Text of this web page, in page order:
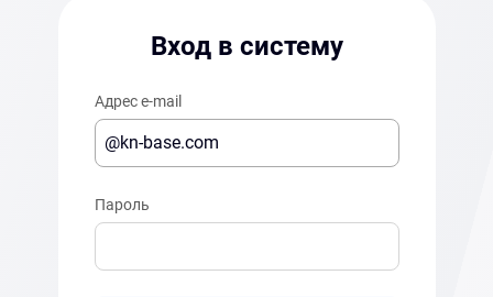
Вход в систему
Адрес e-mail
Пароль